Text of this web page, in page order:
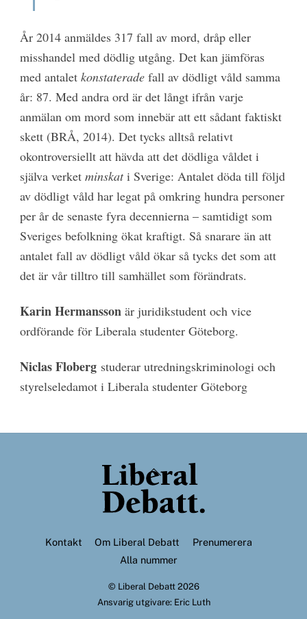
År 2014 anmäldes 317 fall av mord, dråp eller
misshandel med dödlig utgång. Det kan jämföras
med antalet konstateradefall av dödligt våld samma
år: 87. Med andra ord är det långt ifrån varje
anmälan om mord som innebär att ett sådant faktiskt
skett (BRÅ, 2014). Det tycks alltså relativt
okontroversiellt att hävda att det dödliga våldet i
själva verket minskati Sverige: Antalet döda till följd
av dödligt våld har legat på omkring hundra personer
per år de senaste fyra decennierna – samtidigt som
Sveriges befolkning ökat kraftigt. Så snarare än att
antalet fall av dödligt våld ökar så tycks det som att
det är vår tilltro till samhället som förändrats.
Karin Hermanssonär juridikstudent och vice
ordförande för Liberala studenter Göteborg.
Niclas Floberg studerar utredningskriminologi och
styrelseledamot i Liberala studenter Göteborg
Back
To
Top
Kontakt Om Liberal Debatt
Prenumerera
Alla nummer
© Liberal Debatt2026
Ansvarig utgivare: Eric Luth